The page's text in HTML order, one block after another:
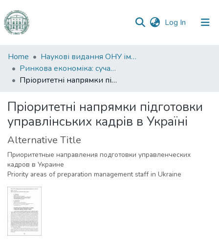
Log In (current)
Communities
&
Collections
Statistics
Home
Наукові видання ОНУ імені І. І. Мечникова
Ринкова економіка: сучасна теорія і практика управління
Пріоритетні напрямки підготовки управлінських кадрів в Україні
Пріоритетні напрямки підготовки
управлінських кадрів в Україні
Alternative Title
Приоритетные направления подготовки управленческих
кадров в Украине
Priority areas of preparation management staff in Ukraine